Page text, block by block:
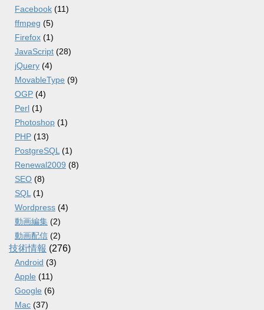
Facebook (11)
ffmpeg (5)
Firefox (1)
JavaScript (28)
jQuery (4)
MovableType (9)
OGP (4)
Perl (1)
Photoshop (1)
PHP (13)
PostgreSQL (1)
Renewal2009 (8)
SEO (8)
SQL (1)
Wordpress (4)
動画編集 (2)
動画配信 (2)
技術情報 (276)
Android (3)
Apple (11)
Google (6)
Mac (37)